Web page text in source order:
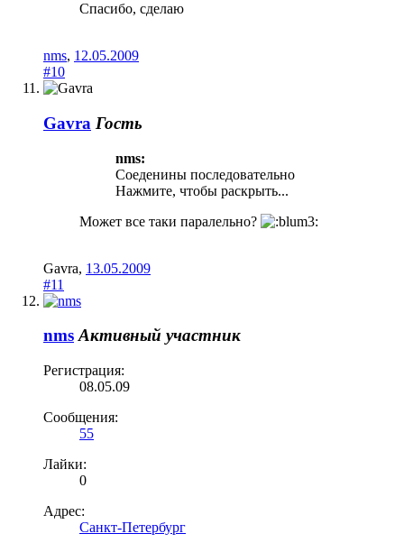
Спасибо, сделаю
nms, 12.05.2009
#10
Gavra Гость
nms:
Соеденины последовательно
Нажмите, чтобы раскрыть...
Может все таки паралельно?
Gavra, 13.05.2009
#11
nms Активный участник
Регистрация:
08.05.09
Сообщения:
55
Лайки:
0
Адрес:
Санкт-Петербург